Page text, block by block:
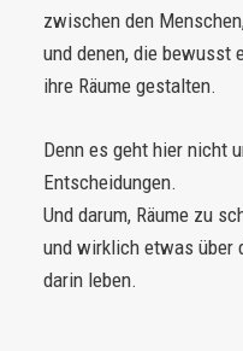
zwischen den
und denen, die bewusst
ihre Räume gestalten.
Denn es geht hier nicht
Entscheidungen.
Und darum, Räume zu
und wirklich etwas über
darin leben.